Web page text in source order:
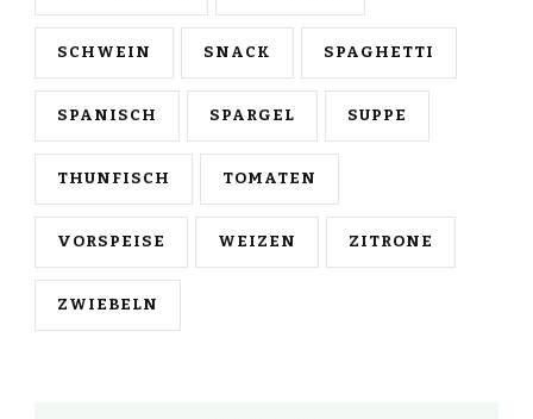
SCHWEIN SNACK SPAGHETTI
SPANISCH SPARGEL SUPPE
THUNFISCH TOMATEN
VORSPEISE WEIZEN ZITRONE
ZWIEBELN